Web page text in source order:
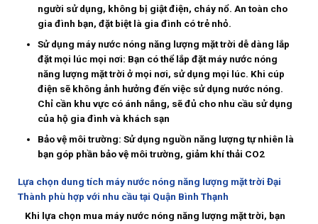
người sử dụng, không bị giật điện, cháy nổ. An toàn cho
gia đình bạn, đặt biệt là gia đình có trẻ nhỏ.
Sử dụng máy nước nóng năng lượng mặt trời dễ dàng lắp
đặt mọi lúc mọi nơi: Bạn có thể lắp đặt máy nước nóng
năng lượng mặt trời ở mọi nơi, sử dụng mọi lúc. Khi cúp
điện sẽ không ảnh hưởng đến việc sử dụng nước nóng.
Chỉ cần khu vực có ánh nắng, sẽ đủ cho nhu cầu sử dụng
của hộ gia đình và khách sạn
Bảo vệ môi trường: Sử dụng nguồn năng lượng tự nhiên là
bạn góp phần bảo vệ môi trường, giảm khí thải CO2
Lựa chọn dung tích máy nước nóng năng lượng mặt trời Đại
Thành phù hợp với nhu cầu tại Quận Bình Thạnh
Khi lựa chọn mua máy nước nóng năng lượng mặt trời, bạn